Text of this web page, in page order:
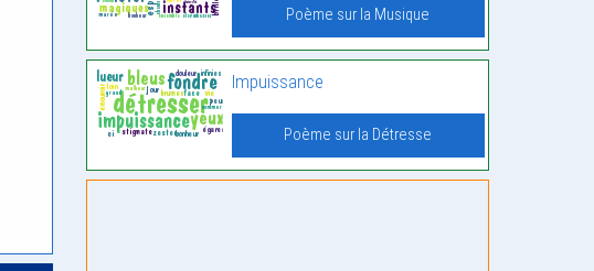
Poème sur la Musique
Impuissance
Poème sur la Détresse